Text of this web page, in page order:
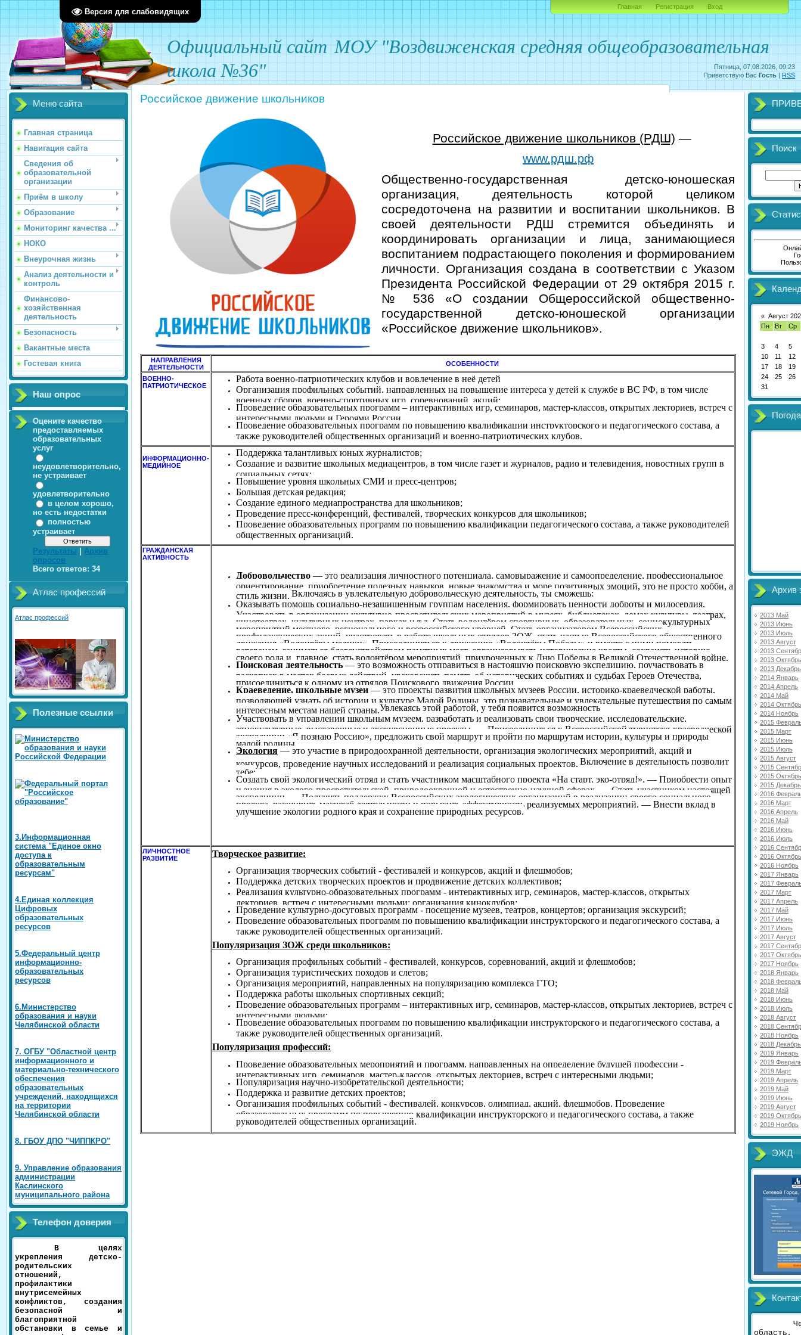
Версия для слабовидящих
Пятница, 07.08.2026, 09:23
Приветствую Вас Гость | RSS
Официальный сайт МОУ "Воздвиженская средняя общеобразовательная
школа №36"
Главная Регистрация Вход
Меню сайта
Главная страница
Навигация сайта
Сведения об
образовательной
организации
Приём в школу
Образование
Мониторинг качества ...
НОКО
Внеурочная жизнь
Анализ деятельности и
контроль
Финансово-
хозяйственная
деятельность
Безопасность
Вакантные места
Гостевая книга
Наш опрос
Оцените качество
предоставляемых
образовательных
услуг
неудовлетворительно,
не устраивает
удовлетворительно
в целом хорошо,
но есть недостатки
полностью
устраивает
Результаты
Архив
опросов
Всего ответов: 34
Атлас профессий
Атлас профессий
Полезные ссылки
3.Информационная
система "Единое окно
доступа к
образовательным
ресурсам"
4.Единая коллекция
Цифровых
образовательных
ресурсов
5.Федеральный центр
информационно-
образовательных
ресурсов
6.Министерство
образования и науки
Челябинской области
7. ОГБУ "Областной центр
информационного и
материально-технического
обеспечения
образовательных
учреждений, находящихся
на территории
Челябинской области
8. ГБОУ ДПО "ЧИППКРО"
9. Управление образования
администрации
Каслинского
муниципального района
Телефон доверия
В целях
укрепления детско-
родительских
отношений,
профилактики
внутрисемейных
конфликтов, создания
безопасной и
благоприятной
обстановки в семье и
Российское движение школьников
Российское движение школьников (РДШ) —
www.рдш.рф
Общественно-государственная детско-юношеская
организация, деятельность которой целиком
сосредоточена на развитии и воспитании школьников. В
своей деятельности РДШ стремится объединять и
координировать организации и лица, занимающиеся
воспитанием подрастающего поколения и формированием
личности. Организация создана в соответствии с Указом
Президента Российской Федерации от 29 октября 2015 г.
№ 536 «О создании Общероссийской общественно-
государственной детско-юношеской организации
«Российское движение школьников».
НАПРАВЛЕНИЯ
ДЕЯТЕЛЬНОСТИ
ОСОБЕННОСТИ
ВОЕННО-
ПАТРИОТИЧЕСКОЕ
Работа военно-патриотических клубов и вовлечение в неё детей
Организация профильных событий, направленных на повышение интереса у детей к службе в ВС РФ, в том числе
военных сборов, военно-спортивных игр, соревнований, акций;
Проведение образовательных программ – интерактивных игр, семинаров, мастер-классов, открытых лекториев, встреч с
интересными людьми и Героями России.
Проведение образовательных программ по повышению квалификации инструкторского и педагогического состава, а
также руководителей общественных организаций и военно-патриотических клубов.
ИНФОРМАЦИОННО-
МЕДИЙНОЕ
Поддержка талантливых юных журналистов;
Создание и развитие школьных медиацентров, в том числе газет и журналов, радио и телевидения, новостных групп в
социальных сетях;
Повышение уровня школьных СМИ и пресс-центров;
Большая детская редакция;
Создание единого медиапространства для школьников;
Проведение пресс-конференций, фестивалей, творческих конкурсов для школьников;
Проведение образовательных программ по повышению квалификации педагогического состава, а также руководителей
общественных организаций.
ГРАЖДАНСКАЯ
АКТИВНОСТЬ
Добровольчество — это реализация личностного потенциала, самовыражение и самоопределение, профессиональное
ориентирование, приобретение полезных навыков, новые знакомства и море позитивных эмоций, это не просто хобби, а
стиль жизни.
Включаясь в увлекательную добровольческую деятельность, ты сможешь:
Оказывать помощь социально-незащищенным группам населения, формировать ценности доброты и милосердия.
Участвовать в организации культурно-просветительских мероприятий в музеях, библиотеках, домах культуры, театрах,
кинотеатрах, культурных центрах, парках и т.д. Стать волонтёром спортивных, образовательных, социокультурных
мероприятий местного, регионального и всероссийского уровней. Стать организатором Всероссийских
профилактических акций, участвовать в работе школьных отрядов ЗОЖ, стать частью Всероссийского общественного
движения «Волонтёры медики». Присоединиться к движению «Волонтёры Победы» и вместе с ними помогать
ветеранам, заниматься благоустройством памятных мест, организовывать исторические квесты, сохранять историю
своего рода и, главное, стать волонтёром мероприятий, приуроченных к Дню Победы в Великой Отечественной войне.
Поисковая деятельность — это возможность отправиться в настоящую поисковую экспедицию, поучаствовать в
раскопках в местах боевых действий, увековечить память об исторических событиях и судьбах Героев Отечества,
присоединиться к одному из отрядов Поискового движения России.
Краеведение, школьные музеи — это проекты развития школьных музеев России, историко-краеведческой работы,
позволяющей узнать об истории и культуре Малой Родины, это познавательные и увлекательные путешествия по самым
интересным местам нашей страны. Увлекаясь этой работой, у тебя появится возможность
Участвовать в управлении школьным музеем, разработать и реализовать свои творческие, исследовательские,
этнокультурные, выставочные и экскурсионные проекты. — Присоединиться к Всероссийской туристско-краеведческой
экспедиции «Я познаю Россию», предложить свой маршрут и пройти по маршрутам истории, культуры и природы
малой родины.
Экология — это участие в природоохранной деятельности, организация экологических мероприятий, акций и
конкурсов, проведение научных исследований и реализация социальных проектов. Включение в деятельность позволит
тебе:
Создать свой экологический отряд и стать участником масштабного проекта «На старт, эко-отряд!». — Приобрести опыт
и знания в эколого-просветительской, природоохранной и естественно-научной сферах. — Стать участником настоящей
экспедиции. — Получить поддержку Всероссийских экологических организаций в реализации своего социального
проекта, расширить масштаб деятельности и повысить эффективность реализуемых мероприятий. — Внести вклад в
улучшение экологии родного края и сохранение природных ресурсов.
ЛИЧНОСТНОЕ
РАЗВИТИЕ
Творческое развитие:
Организация творческих событий - фестивалей и конкурсов, акций и флешмобов;
Поддержка детских творческих проектов и продвижение детских коллективов;
Реализация культурно-образовательных программ - интерактивных игр, семинаров, мастер-классов, открытых
лекториев, встреч с интересными людьми; организация киноклубов;
Проведение культурно-досуговых программ - посещение музеев, театров, концертов; организация экскурсий;
Проведение образовательных программ по повышению квалификации инструкторского и педагогического состава, а
также руководителей общественных организаций.
Популяризация ЗОЖ среди школьников:
Организация профильных событий - фестивалей, конкурсов, соревнований, акций и флешмобов;
Организация туристических походов и слетов;
Организация мероприятий, направленных на популяризацию комплекса ГТО;
Поддержка работы школьных спортивных секций;
Проведение образовательных программ – интерактивных игр, семинаров, мастер-классов, открытых лекториев, встреч с
интересными людьми;
Проведение образовательных программ по повышению квалификации инструкторского и педагогического состава, а
также руководителей общественных организаций.
Популяризация профессий:
Проведение образовательных мероприятий и программ, направленных на определение будущей профессии -
интерактивных игр, семинаров, мастер-классов, открытых лекториев, встреч с интересными людьми;
Популяризация научно-изобретательской деятельности;
Поддержка и развитие детских проектов;
Организация профильных событий - фестивалей, конкурсов, олимпиад, акций, флешмобов. Проведение
образовательных программ по повышению квалификации инструкторского и педагогического состава, а также
руководителей общественных организаций.
Поиск
« Август
Пн
Вт Ср
3 4
5
10
11
12
17
18
19
24
25
26
31
Погода
Архив
2013 Май
2013 Июнь
2013 Июль
2013 Август
2013
2013 Октябрь
2013 Декабрь
2014 Январь
2014 Апрель
2014 Май
2014 Октябрь
2014 Ноябрь
2015
2015 Март
2015 Июнь
2015 Июль
2015 Август
2015
2015 Октябрь
2015 Декабрь
2016
2016 Март
2016 Апрель
2016 Май
2016 Июнь
2016 Июль
2016
2016 Октябрь
2016 Ноябрь
2017 Январь
2017
2017 Март
2017 Апрель
2017 Май
2017 Июнь
2017 Июль
2017 Август
2017
2017 Октябрь
2017 Ноябрь
2018 Январь
2018
2018 Май
2018 Июнь
2018 Июль
2018 Август
2018
2018 Ноябрь
2018 Декабрь
2019 Январь
2019
2019 Март
2019 Апрель
2019 Май
2019 Июнь
2019 Август
2019 Октябрь
2019 Ноябрь
ЭЖД
область,